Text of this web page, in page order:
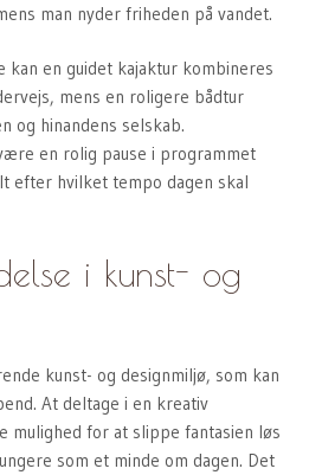
man nyder friheden på vandet.
kan en guidet kajaktur kombineres
mens en roligere bådtur
og hinandens selskab.
en rolig pause i programmet
efter hvilket tempo dagen skal
i kunst- og
kunst- og designmiljø, som kan
At deltage i en kreativ
mulighed for at slippe fantasien løs
som et minde om dagen. Det